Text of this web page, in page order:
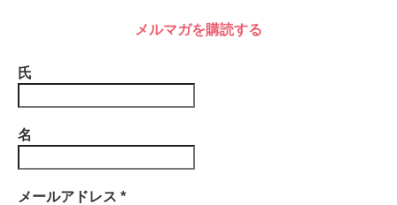
メルマガを購読する
氏
名
メールアドレス *